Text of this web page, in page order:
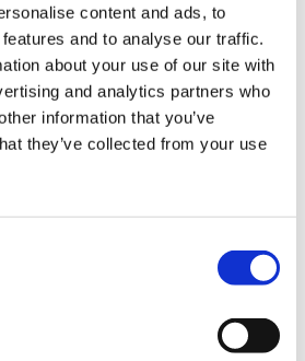
content and ads, to
and to analyse our traffic.
about your use of our site with
and analytics partners who
information that you’ve
they’ve collected from your use